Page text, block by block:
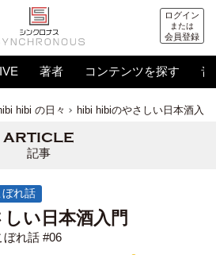
ログイン
または
会員登録
著者 コンテンツを探す 音
hibi の日々 hibi hibiのやさしい日本酒入門
記事
れ話
い日本酒入門
れ話 #06